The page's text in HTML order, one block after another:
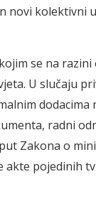
novi kolektivni
se na razini
U slučaju
dodacima
radni
Zakona o
akte pojedinih